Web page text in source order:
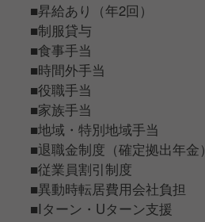
■昇給あり（年2回）
■制服貸与
■食事手当
■時間外手当
■役職手当
■家族手当
■地域・特別地域手当
■退職金制度（確定拠出年金）
■従業員割引制度
■異動時転居費用会社負担
■Iターン・Uターン支援